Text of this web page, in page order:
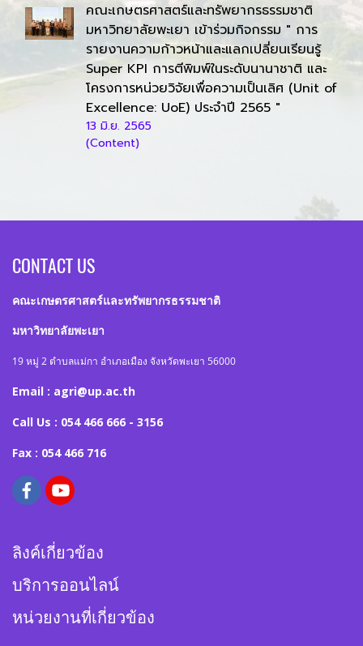
คณะเกษตรศาสตร์และทรัพยากรธรรมชาติ
มหาวิทยาลัยพะเยา เข้าร่วมกิจกรรม " การ
รายงานความก้าวหน้าและแลกเปลี่ยนเรียนรู้
Super KPI การตีพิมพ์ในระดับนานาชาติ และ
โครงการหน่วยวิจัยเพื่อความเป็นเลิศ (Unit of
Excellence: UoE) ประจำปี 2565 "
13 มิ.ย. 2565
(Content)
CONTACT US
คณะเกษตรศาสตร์และทรัพยากรธรรมชาติ
มหาวิทยาลัยพะเยา
19 หมู่ 2 ตำบลแม่กา อำเภอเมือง จังหวัดพะเยา 56000
Email : agri@up.ac.th
Call Us : 054 466 666 - 3156
Fax : 054 466 716
ลิงค์เกี่ยวข้อง
บริการออนไลน์
หน่วยงานที่เกี่ยวข้อง